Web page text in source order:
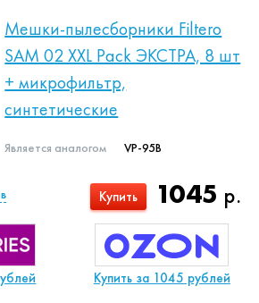
Мешки-пылесборники Filtero
SAM 02 XXL Pack ЭКСТРА, 8 шт
+ микрофильтр,
синтетические
Является аналогом VP-95B
1045 р.
Купить
Купить за 1045 рублей